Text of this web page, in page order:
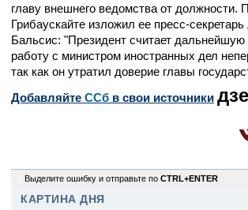
главу внешнего ведомства от должности.
Грибаускайте изложил ее пресс-секретарь
Бальсис: "Президент считает
работу с министром иностранных дел
так как он утратил доверие главы
Добавляйте CСб в свои источники
Выделите ошибку и отправьте по CTRL+ENTER
КАРТИНА ДНЯ